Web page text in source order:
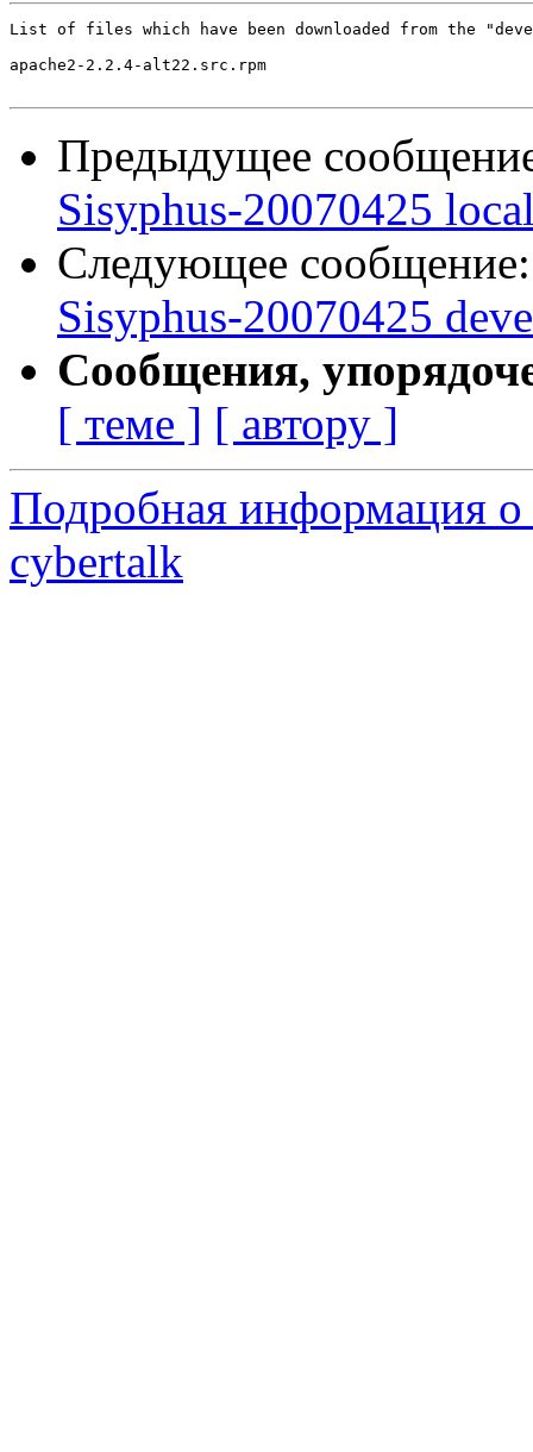
List of files which have been downloaded from the
apache2-2.2.4-alt22.src.rpm
Предыдущее
Sisyphus-20070425
Следующее
Sisyphus-20070425
Сообщения,
[ теме ] [ автору ]
Подробная информация о
cybertalk